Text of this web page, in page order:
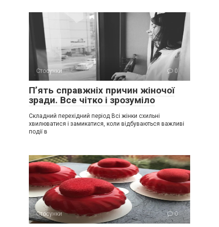
Стосунки 0
П’ять справжніх причин жіночої
зради. Все чітко і зрозуміло
Складний перехідний період Всі жінки схильні
хвилюватися і замикатися, коли відбуваються важливі
події в
Стосунки 0